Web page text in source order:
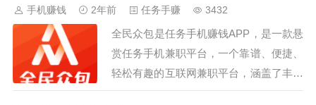
让阅读变得更有价值，邀请好友一起看，
有趣还有钱，目前兑换汇率极高，1000金
币=1元，无上限转发收益，无上限阅读收
益。…
手机赚钱 2年前 任务手赚 3432
全民众包是任务手机赚钱APP，是一款悬
赏任务手机兼职平台，一个靠谱、便捷、
轻松有趣的互联网兼职平台，涵盖了丰富
的任务类型和海量的任务供你选择，包括